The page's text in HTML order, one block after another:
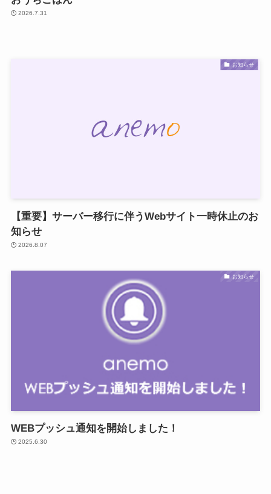
2026.7.31
お知らせ
【重要】サーバー移行に伴うWebサイト一時休止のお
知らせ
2026.8.07
お知らせ
WEBプッシュ通知を開始しました！
2025.6.30